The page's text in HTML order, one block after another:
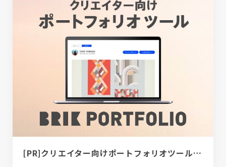
[PR]クリエイター向けポートフォリオツール｜BRIK PORTFOLIO